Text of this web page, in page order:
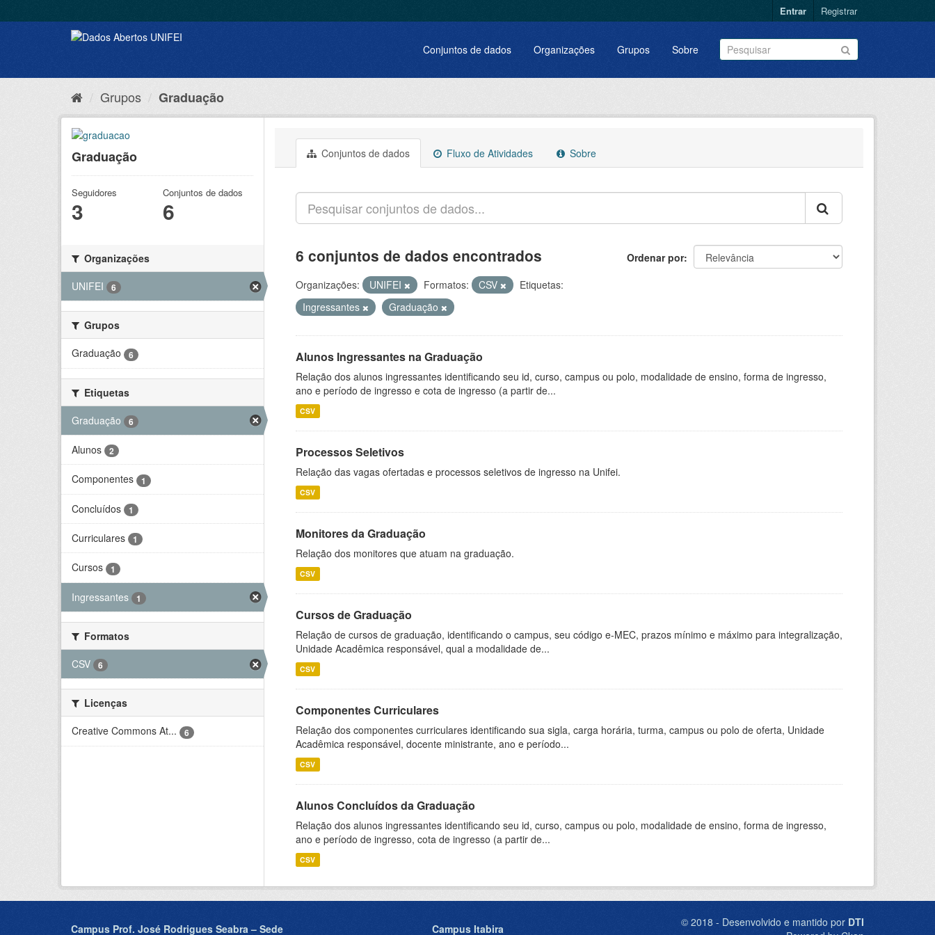
Entrar Registrar
Conjuntos de dados Organizações Grupos Sobre
Grupos Graduação
Graduação
Seguidores
3
Conjuntos de dados
6
Organizações
UNIFEI
6
Grupos
Graduação
6
Etiquetas
Graduação
6
Alunos 2
Componentes 1
Concluídos 1
Curriculares 1
Cursos 1
Ingressantes 1
Formatos
CSV
6
Licenças
Creative Commons At...
6
Conjuntos de dados Fluxo de Atividades Sobre
Ordenar por
6 conjuntos de dados encontrados
Organizações: UNIFEI Formatos: CSV
Etiquetas:
Ingressantes
Graduação
Alunos Ingressantes na Graduação
Relação dos alunos ingressantes identificando seu id, curso, campus ou polo, modalidade de ensino, forma de ingresso,
ano e período de ingresso e cota de ingresso (a partir de...
CSV
Processos Seletivos
Relação das vagas ofertadas e processos seletivos de ingresso na Unifei.
CSV
Monitores da Graduação
Relação dos monitores que atuam na graduação.
CSV
Cursos de Graduação
Relação de cursos de graduação, identificando o campus, seu código e-MEC, prazos mínimo e máximo para integralização,
Unidade Acadêmica responsável, qual a modalidade de...
CSV
Componentes Curriculares
Relação dos componentes curriculares identificando sua sigla, carga horária, turma, campus ou polo de oferta, Unidade
Acadêmica responsável, docente ministrante, ano e período...
CSV
Alunos Concluídos da Graduação
Relação dos alunos ingressantes identificando seu id, curso, campus ou polo, modalidade de ensino, forma de ingresso,
ano e período de ingresso, cota de ingresso (a partir de...
CSV
Campus Prof. José Rodrigues Seabra – Sede Campus Itabira © 2018 - Desenvolvido e mantido por DTI